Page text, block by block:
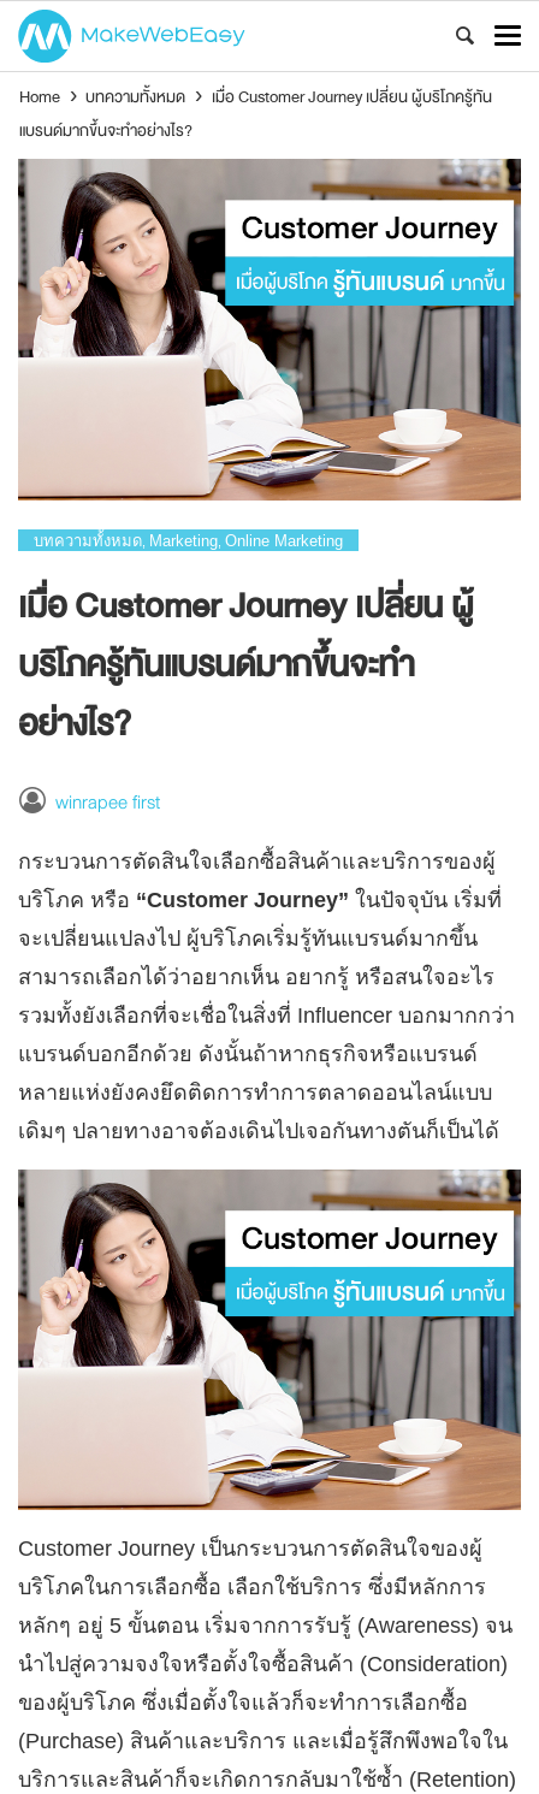
Home › บทความทั้งหมด › เมื่อ Customer Journey เปลี่ยน ผู้บริโภครู้ทัน
แบรนด์มากขึ้นจะทำอย่างไร?
บทความทั้งหมด Marketing Online Marketing
เมื่อ Customer Journey เปลี่ยน ผู้
บริโภครู้ทันแบรนด์มากขึ้นจะทำ
อย่างไร?
winrapee first
กระบวนการตัดสินใจเลือกซื้อสินค้าและบริการของผู้
บริโภค หรือ “Customer Journey” ในปัจจุบัน เริ่มที่
จะเปลี่ยนแปลงไป ผู้บริโภคเริ่มรู้ทันแบรนด์มากขึ้น
สามารถเลือกได้ว่าอยากเห็น อยากรู้ หรือสนใจอะไร
รวมทั้งยังเลือกที่จะเชื่อในสิ่งที่ Influencer บอกมากกว่า
แบรนด์บอกอีกด้วย ดังนั้นถ้าหากธุรกิจหรือแบรนด์
หลายแห่งยังคงยึดติดการทำการตลาดออนไลน์แบบ
เดิมๆ ปลายทางอาจต้องเดินไปเจอกันทางตันก็เป็นได้
Customer Journey เป็นกระบวนการตัดสินใจของผู้
บริโภคในการเลือกซื้อ เลือกใช้บริการ ซึ่งมีหลักการ
หลักๆ อยู่ 5 ขั้นตอน เริ่มจากการรับรู้ (Awareness) จน
นำไปสู่ความจงใจหรือตั้งใจซื้อสินค้า (Consideration)
ของผู้บริโภค ซึ่งเมื่อตั้งใจแล้วก็จะทำการเลือกซื้อ
(Purchase) สินค้าและบริการ และเมื่อรู้สึกพึงพอใจใน
บริการและสินค้าก็จะเกิดการกลับมาใช้ซ้ำ (Retention)